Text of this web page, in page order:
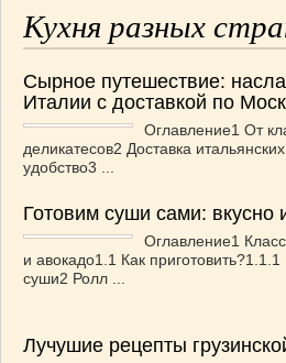
Кухня разных
Сырное путешествие:
Италии с доставкой по
Оглавление1 От
деликатесов2 Доставка
удобство3 ...
Готовим суши сами: вкусно
Оглавление1
и авокадо1.1 Как
суши2 Ролл ...
Лучушие рецепты